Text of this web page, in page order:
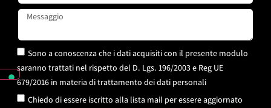
Sono a conoscenza che i dati acquisiti con il presente modulo
saranno trattati nel rispetto del D. Lgs. 196/2003 e Reg UE
679/2016 in materia di trattamento dei dati personali
Chiedo di essere iscritto alla lista mail per essere aggiornato